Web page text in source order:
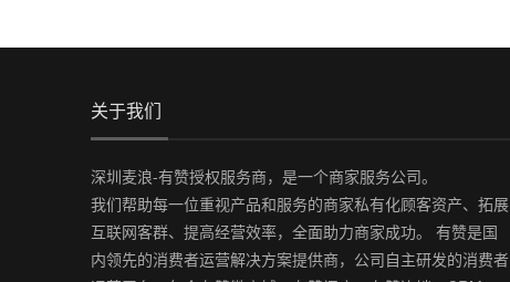
关于我们
深圳麦浪-有赞授权服务商，是一个商家服务公司。
我们帮助每一位重视产品和服务的商家私有化顾客资产、拓展
互联网客群、提高经营效率，全面助力商家成功。 有赞是国
内领先的消费者运营解决方案提供商，公司自主研发的消费者